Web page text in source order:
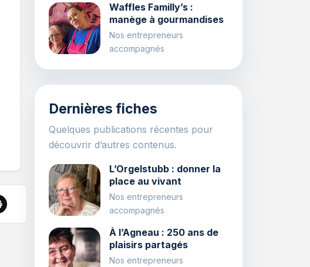
Waffles Familly’s :
manège à gourmandises
Nos entrepreneurs
accompagnés
Dernières fiches
Quelques publications récentes pour
découvrir d’autres contenus.
L’Orgelstubb : donner la
place au vivant
Nos entrepreneurs
accompagnés
À l’Agneau : 250 ans de
plaisirs partagés
Nos entrepreneurs